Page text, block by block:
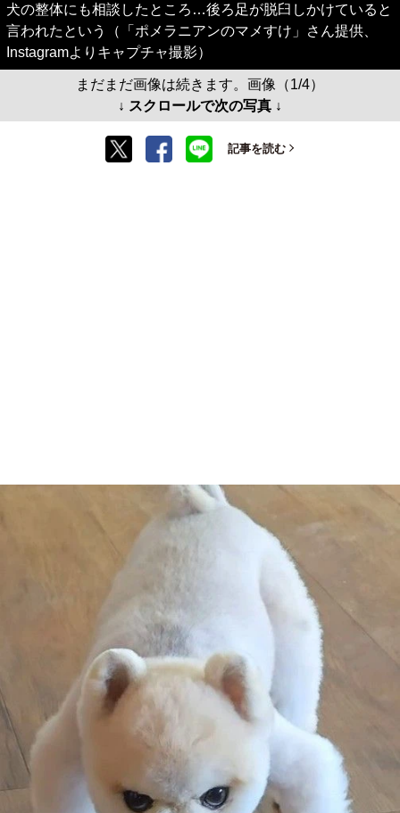
犬の整体にも相談したところ…後ろ足が脱臼しかけていると
言われたという（「ポメラニアンのマメすけ」さん提供、
Instagramよりキャプチャ撮影）
まだまだ画像は続きます。画像（1/4）
↓ スクロールで次の写真 ↓
記事を読む